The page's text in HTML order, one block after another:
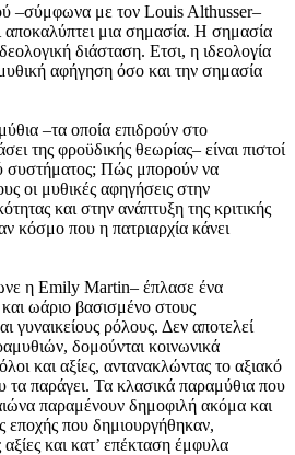
–σύμφωνα με τον Louis Althusser–
αποκαλύπτει μια σημασία. Η σημασία
διάσταση. Ετσι, η ιδεολογία
αφήγηση όσο και την σημασία
–τα οποία επιδρούν στο
της φροϋδικής θεωρίας– είναι πιστοί
συστήματος; Πώς μπορούν να
οι μυθικές αφηγήσεις στην
και στην ανάπτυξη της κριτικής
κόσμο που η πατριαρχία κάνει
η Emily Martin– έπλασε ένα
ωάριο βασισμένο στους
γυναικείους ρόλους. Δεν αποτελεί
δομούνται κοινωνικά
και αξίες, αντανακλώντας το αξιακό
τα παράγει. Τα κλασικά παραμύθια που
παραμένουν δημοφιλή ακόμα και
που δημιουργήθηκαν,
και κατ’ επέκταση έμφυλα